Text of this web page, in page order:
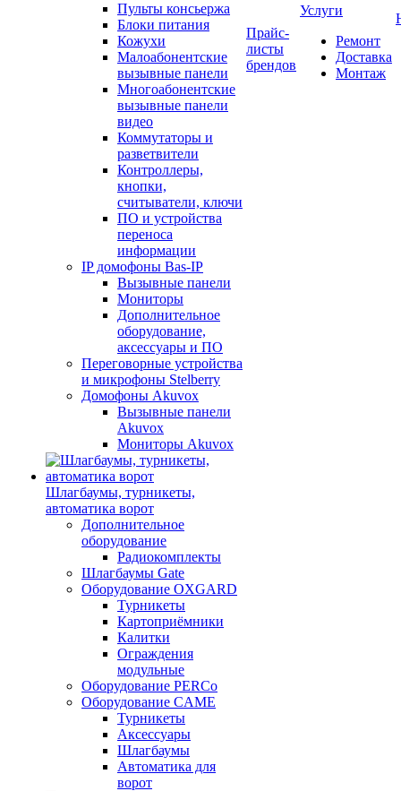
Пульты консьержа
Блоки питания
Кожухи
Малоабонентские
вызывные панели
Многоабонентские
вызывные панели
видео
Коммутаторы и
разветвители
Контроллеры,
кнопки,
считыватели, ключи
ПО и устройства
переноса
информации
IP домофоны Bas-IP
Вызывные панели
Мониторы
Дополнительное
оборудование,
аксессуары и ПО
Переговорные устройства
и микрофоны Stelberry
Домофоны Akuvox
Вызывные панели
Akuvox
Мониторы Akuvox
Шлагбаумы, турникеты,
автоматика ворот
Дополнительное
оборудование
Радиокомплекты
Шлагбаумы Gate
Оборудование OXGARD
Турникеты
Картоприёмники
Калитки
Ограждения
модульные
Оборудование PERCo
Оборудование CAME
Турникеты
Аксессуары
Шлагбаумы
Автоматика для
ворот
Прайс-
листы
брендов
Услуги
Ремонт
Доставка
Монтаж